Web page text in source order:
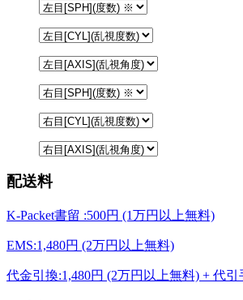
配送料
K-Packet書留 :500円 (1万円以上無料)
EMS:1,480円 (2万円以上無料)
代金引換:1,480円 (2万円以上無料) + 代引